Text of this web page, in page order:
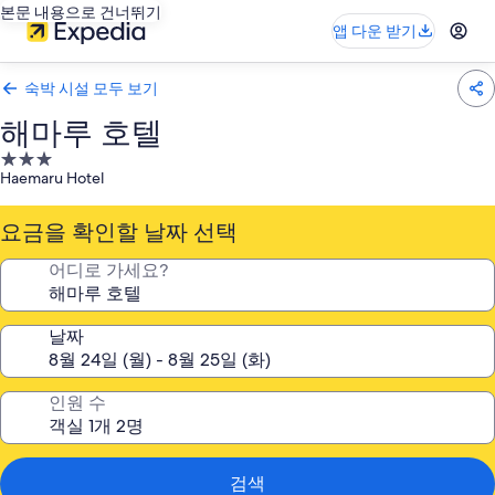
본문 내용으로 건너뛰기
앱 다운 받기
숙박 시설 모두 보기
해마루 호텔
3.0
성
급
숙
박
설
Haemaru Hotel
요금을 확인할 날짜 선택
어디로 가세요?
날짜
인원 수
검색